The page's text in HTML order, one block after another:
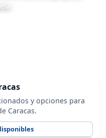
y opciones para
Caracas.